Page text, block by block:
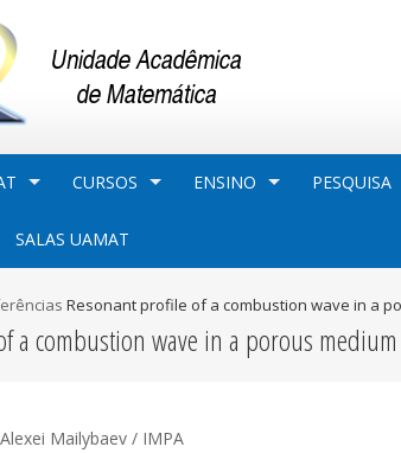
CURSOS ENSINO PESQUISA
SALAS UAMAT
Resonant profile of a combustion wave in a
a combustion wave in a porous medium
Mailybaev / IMPA